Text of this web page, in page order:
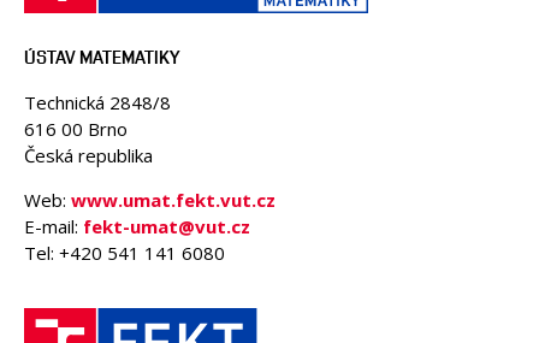
ÚSTAV MATEMATIKY
Technická 2848/8
616 00 Brno
Česká republika
Web: www.umat.fekt.vut.cz
E-mail: fekt-umat@vut.cz
Tel: +420 541 141 6080